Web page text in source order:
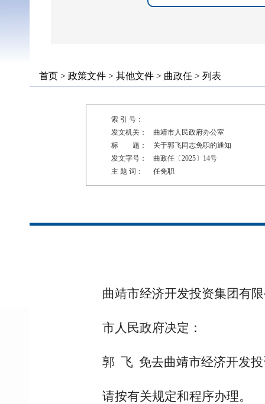
首页 > 政策文件 > 其他文件 > 曲政任 > 列表
索 引 号：
发文机关：
曲靖市人民政府办公室
标 题：
关于郭飞同志免职的通知
发文字号：
曲政任〔2025〕14号
主 题 词：
任免职
曲靖市经济开发投资集团有
市人民政府决定：
郭 飞 免去曲靖市经济开发
请按有关规定和程序办理。